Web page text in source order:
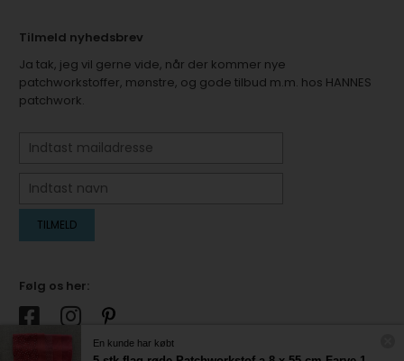
Tilmeld nyhedsbrev
Ja tak, jeg vil gerne vide, når der kommer nye
patchworkstoffer, mønstre, og gode tilbud m.m. hos HANNES
patchwork.
Følg os her:
En kunde har købt